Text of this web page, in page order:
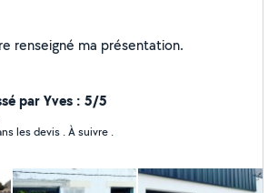
Je n'ai pas encore renseigné ma présentation.
par Yves : 5/5
les devis . À suivre .